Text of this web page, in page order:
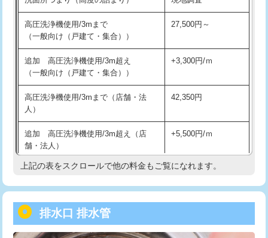
バスタブ設置 現場見積
追加人工 16,500円
廃棄・処分
※給水管工事は20mmまでの価格です。
給水管工事※（ホール加工) 16,500円
給水管工事※（バンド止め)
給水管工事※（支持金具設置) 5,500円
給水管工事※（保温材使用（バンド止
め込み）)
5,500円
給水管工事※（土の掘削・埋め戻し作
業)
11,000円
給水管工事※（塩ビ管（VP・HI）使
用/3ｍまで)
用（追加）/3ｍ超え)
給水管工事※（ライニング鋼管・銅
44,000円
高圧洗浄機使用/3mまで
（一般向け（戸建て・集合））
27,500円～
追加 高圧洗浄機使用/3m超え
（一般向け（戸建て・集合））
+3,300円/ｍ
高圧洗浄機使用/3mまで（店舗・法
人）
42,350円
追加 高圧洗浄機使用/3m超え（店
舗・法人）
+5,500円/ｍ
高度高圧洗浄換 現地調査
トーラー機使用/3mまで
上記の表をスクロールで他の料金もご覧になれます。
排水口 排水管